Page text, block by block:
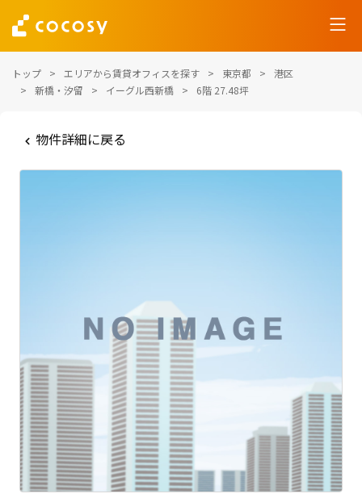
トップ エリアから賃貸オフィスを探す 東京都
港区
新橋・汐留
イーグル西新橋 6階 27.48坪
物件詳細に戻る